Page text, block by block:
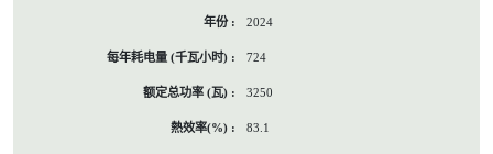
2024
724
3250
83.1